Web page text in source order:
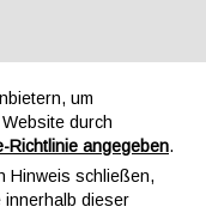
um
durch
Richtlinie angegeben.
Hinweis schließen,
innerhalb dieser